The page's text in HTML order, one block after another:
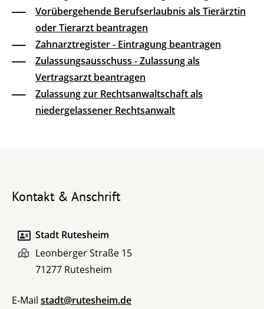
Vorübergehende Berufserlaubnis als Tierärztin
oder Tierarzt beantragen
Zahnarztregister - Eintragung beantragen
Zulassungsausschuss - Zulassung als
Vertragsarzt beantragen
Zulassung zur Rechtsanwaltschaft als
niedergelassener Rechtsanwalt
Kontakt & Anschrift
Stadt Rutesheim
Leonberger Straße 15
71277 Rutesheim
E-Mail stadt@rutesheim.de